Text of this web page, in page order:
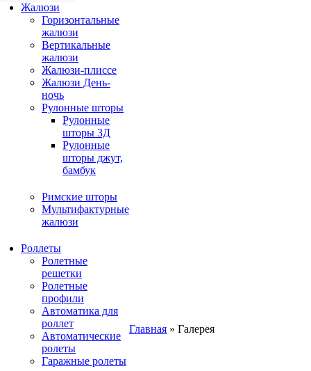
Жалюзи
Горизонтальные
жалюзи
Вертикальные
жалюзи
Жалюзи-плиссе
Жалюзи День-
ночь
Рулонные шторы
Рулонные
шторы 3Д
Рулонные
шторы джут,
бамбук
Римские шторы
Мультифактурные
жалюзи
Роллеты
Ролетные
решетки
Ролетные
профили
Автоматика для
роллет
Автоматические
ролеты
Гаражные ролеты
Главная » Галерея